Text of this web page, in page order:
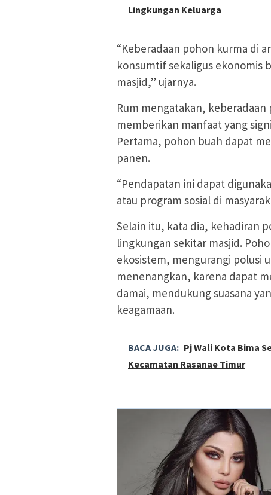
Lingkungan Keluarga
“Keberadaan pohon kurma di
konsumtif sekaligus ekonomis
masjid,” ujarnya.
Rum mengatakan,
memberikan manfaat yang
Pertama, pohon buah dapat
panen.
“Pendapatan ini dapat
atau program sosial di
Selain itu, kata dia, kehadiran
lingkungan sekitar masjid.
ekosistem, mengurangi polusi
menenangkan, karena dapat
damai, mendukung suasana
keagamaan.
BACA JUGA: Pj Wali Kota Bima
Kecamatan Rasanae Timur